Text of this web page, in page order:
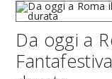
Da oggi a